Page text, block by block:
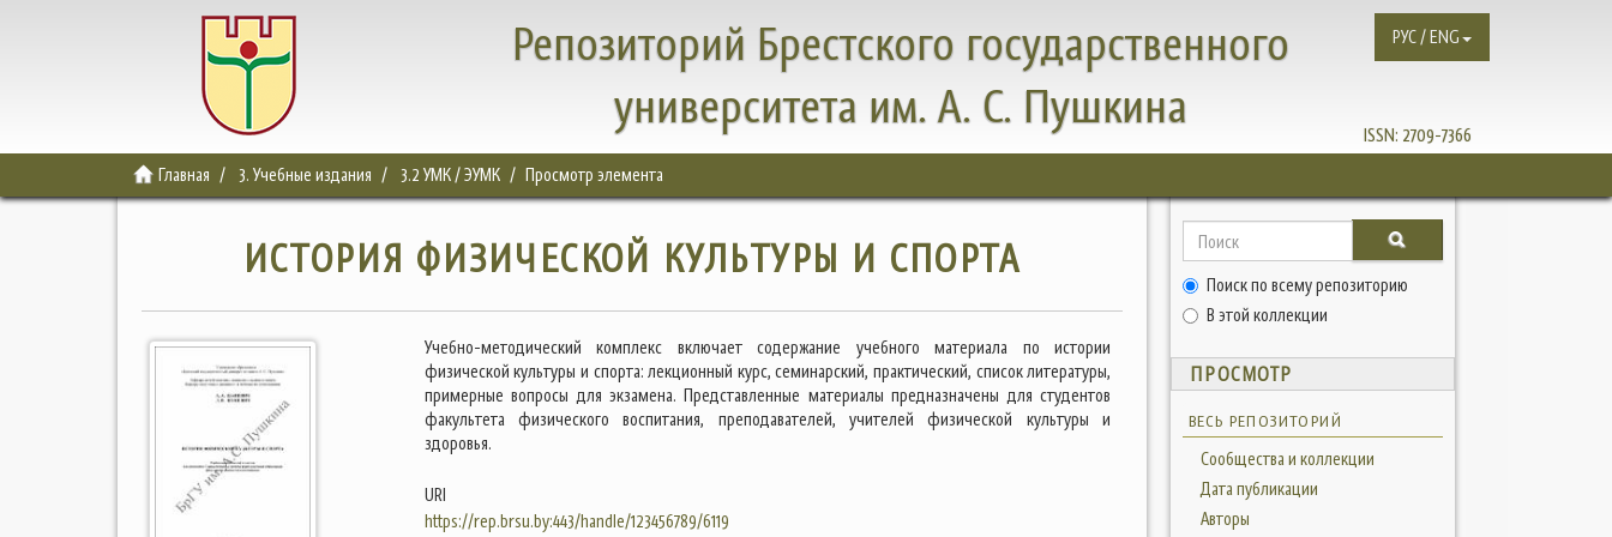
Репозиторий Брестского государственного
университета им. А. С. Пушкина
ISSN: 2709-7366
РУС / ENG
Главная 3. Учебные издания 3.2 УМК / ЭУМК Просмотр элемента
ИСТОРИЯ ФИЗИЧЕСКОЙ КУЛЬТУРЫ И СПОРТА
Учебно-методический комплекс включает содержание учебного материала по истории
физической культуры и спорта: лекционный курс, семинарский, практический, список литературы,
примерные вопросы для экзамена. Представленные материалы предназначены для студентов
факультета физического воспитания, преподавателей, учителей физической культуры и
здоровья.
URI
https://rep.brsu.by:443/handle/123456789/6119
Поиск по всему репозиторию
В этой коллекции
ПРОСМОТР
ВЕСЬ РЕПОЗИТОРИЙ
Сообщества и коллекции
Дата публикации
Авторы